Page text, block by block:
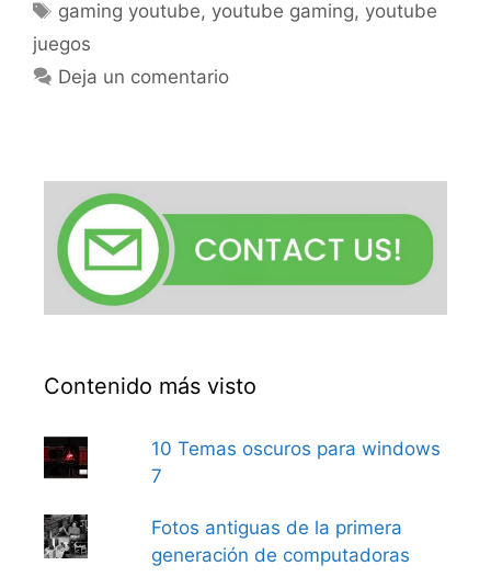
Etiquetas
gaming youtube, youtube gaming, youtube
juegos
Deja un comentario
Contenido más visto
10 Temas oscuros para windows
7
Fotos antiguas de la primera
generación de computadoras